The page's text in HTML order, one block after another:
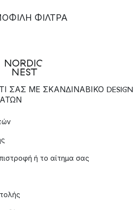
ΦΊΛΤΡΑ
ΣΑΣ ΜΕ ΣΚΑΝΔΙΝΑΒΙΚΟ DESIGN
ή το αίτημα σας